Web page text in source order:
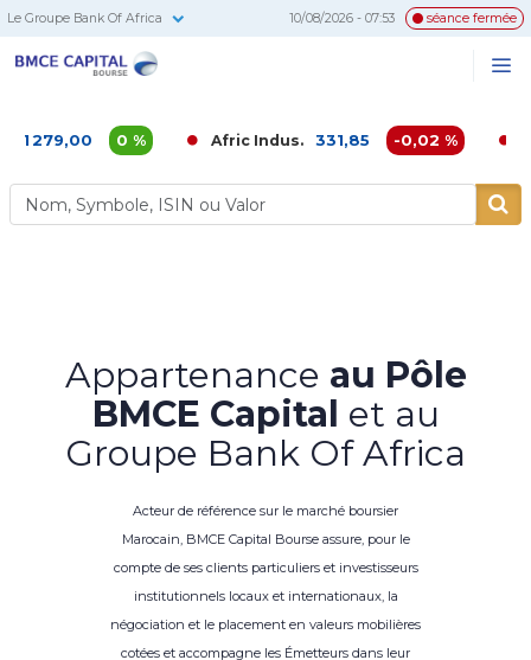
Le Groupe Bank Of Africa 10/08/2026 - 07:53 séance fermée
0 % Afric Indus. 331,85 -0,02 % Afriquia
Appartenance au Pôle
BMCE Capital et au
Groupe Bank Of Africa
Acteur de référence sur le marché boursier
Marocain, BMCE Capital Bourse assure, pour le
compte de ses clients particuliers et investisseurs
institutionnels locaux et internationaux, la
négociation et le placement en valeurs mobilières
cotées et accompagne les Émetteurs dans leur